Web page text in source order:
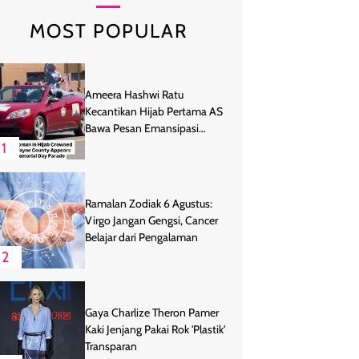
MOST POPULAR
1
Ameera Hashwi Ratu
Kecantikan Hijab Pertama AS
Bawa Pesan Emansipasi
2
Ramalan Zodiak 6 Agustus:
Virgo Jangan Gengsi, Cancer
Belajar dari Pengalaman
Gaya Charlize Theron Pamer
Kaki Jenjang Pakai Rok 'Plastik'
Transparan